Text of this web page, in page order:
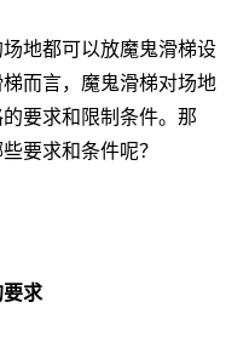
地都可以放魔鬼滑梯设
而言，魔鬼滑梯对场地
要求和限制条件。那
要求和条件呢？
求